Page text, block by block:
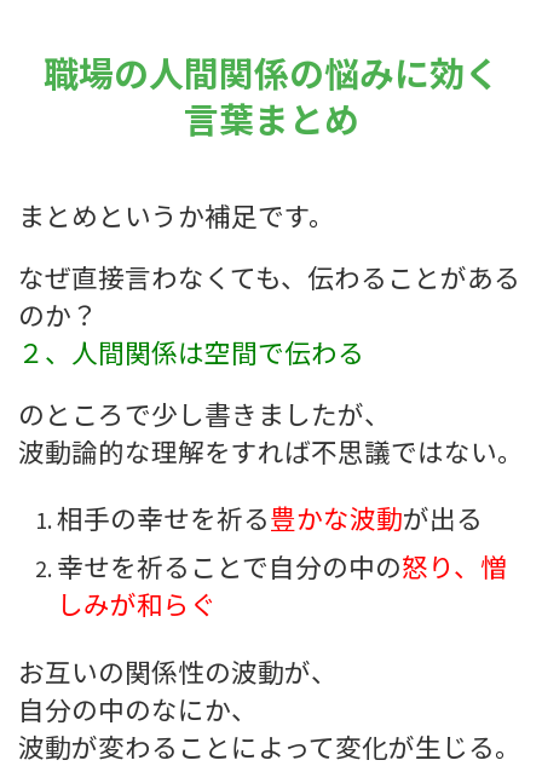
職場の人間関係の悩みに効く
言葉まとめ
まとめというか補足です。
なぜ直接言わなくても、伝わることがある
のか？
２、人間関係は空間で伝わる
のところで少し書きましたが、
波動論的な理解をすれば不思議ではない。
相手の幸せを祈る豊かな波動が出る
幸せを祈ることで自分の中の怒り、憎
しみが和らぐ
お互いの関係性の波動が、
自分の中のなにか、
波動が変わることによって変化が生じる。